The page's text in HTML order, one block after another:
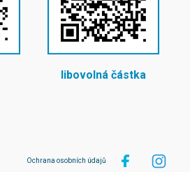
libovolná částka
Ochrana osobních údajů